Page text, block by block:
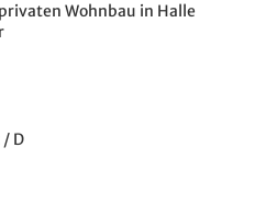
Wohnbau in Halle
D